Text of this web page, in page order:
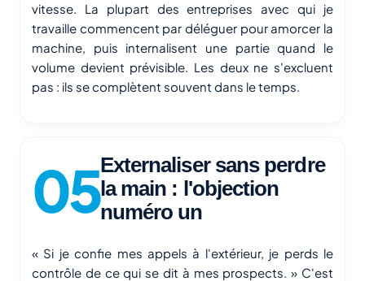
vitesse. La plupart des entreprises avec qui je
travaille commencent par déléguer pour amorcer la
machine, puis internalisent une partie quand le
volume devient prévisible. Les deux ne s'excluent
pas : ils se complètent souvent dans le temps.
Externaliser sans perdre
la main : l'objection
numéro un
« Si je confie mes appels à l'extérieur, je perds le
contrôle de ce qui se dit à mes prospects. » C'est